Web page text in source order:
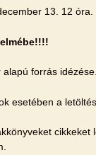
13. 12 óra.
forrás
esetében a